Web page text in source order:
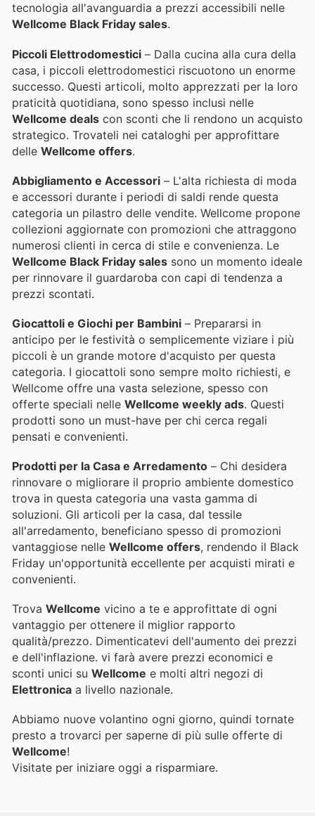
tecnologia all'avanguardia a prezzi accessibili nelle
Wellcome Black Friday sales.
Piccoli Elettrodomestici – Dalla cucina alla cura della
casa, i piccoli elettrodomestici riscuotono un enorme
successo. Questi articoli, molto apprezzati per la loro
praticità quotidiana, sono spesso inclusi nelle
Wellcome deals con sconti che li rendono un acquisto
strategico. Trovateli nei cataloghi per approfittare
delle Wellcome offers.
Abbigliamento e Accessori – L'alta richiesta di moda
e accessori durante i periodi di saldi rende questa
categoria un pilastro delle vendite. Wellcome propone
collezioni aggiornate con promozioni che attraggono
numerosi clienti in cerca di stile e convenienza. Le
Wellcome Black Friday sales sono un momento ideale
per rinnovare il guardaroba con capi di tendenza a
prezzi scontati.
Giocattoli e Giochi per Bambini – Prepararsi in
anticipo per le festività o semplicemente viziare i più
piccoli è un grande motore d'acquisto per questa
categoria. I giocattoli sono sempre molto richiesti, e
Wellcome offre una vasta selezione, spesso con
offerte speciali nelle Wellcome weekly ads. Questi
prodotti sono un must-have per chi cerca regali
pensati e convenienti.
Prodotti per la Casa e Arredamento – Chi desidera
rinnovare o migliorare il proprio ambiente domestico
trova in questa categoria una vasta gamma di
soluzioni. Gli articoli per la casa, dal tessile
all'arredamento, beneficiano spesso di promozioni
vantaggiose nelle Wellcome offers, rendendo il Black
Friday un'opportunità eccellente per acquisti mirati e
convenienti.
Trova Wellcome vicino a te e approfittate di ogni
vantaggio per ottenere il miglior rapporto
qualità/prezzo. Dimenticatevi dell'aumento dei prezzi
e dell'inflazione. vi farà avere prezzi economici e
sconti unici su Wellcome e molti altri negozi di
Elettronica a livello nazionale.
Abbiamo nuove volantino ogni giorno, quindi tornate
presto a trovarci per saperne di più sulle offerte di
Wellcome!
Visitate per iniziare oggi a risparmiare.